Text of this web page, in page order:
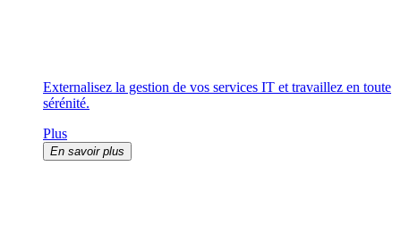
Externalisez la gestion de vos services IT et travaillez en toute
sérénité.
Plus
En savoir plus